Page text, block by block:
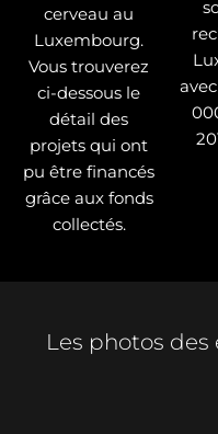
cerveau au
Luxembourg.
Vous trouverez
ci-dessous le
détail des
projets qui ont
pu être financés
grâce aux fonds
collectés.
Les photos